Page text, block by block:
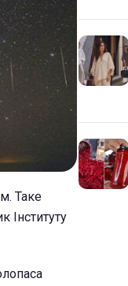
Таке
Інституту